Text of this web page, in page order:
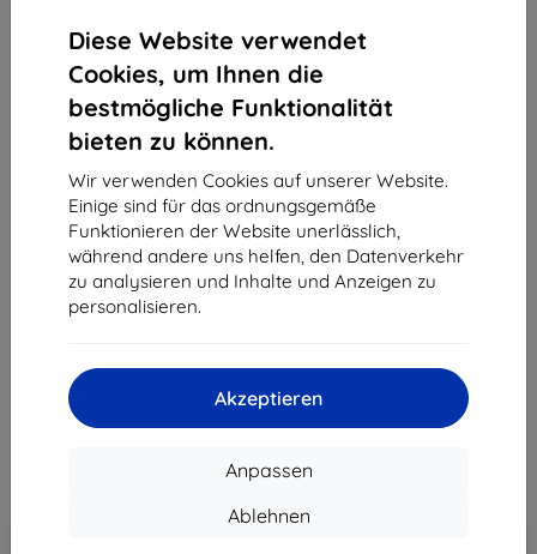
Diese Website verwendet
Cookies, um Ihnen die
bestmögliche Funktionalität
bieten zu können.
Wir verwenden Cookies auf unserer Website.
Einige sind für das ordnungsgemäße
Funktionieren der Website unerlässlich,
während andere uns helfen, den Datenverkehr
zu analysieren und Inhalte und Anzeigen zu
personalisieren.
Akzeptieren
Anpassen
Ablehnen
Hülle Case Samsung EF-PG780TN
S20 FE G780 navy Silicone Cover
(EF-PG780TNEGEU)
Geeignet für: Samsung Galaxy S20 FE
27,91 €
25,12 €
Rabatt mit Gutschein